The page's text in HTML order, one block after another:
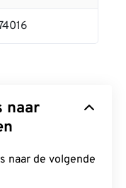
naar
naar de volgende